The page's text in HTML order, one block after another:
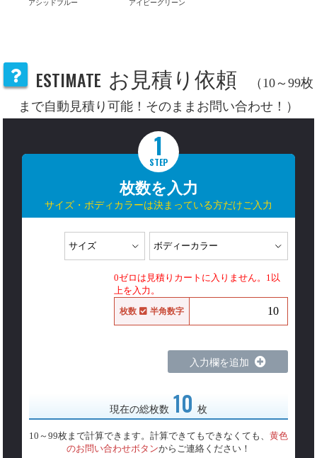
アシッドブルー アイビーグリーン
ESTIMATE お見積り依頼
（10～99枚
まで自動見積り可能！そのままお問い合わせ！）
1
STEP
枚数を入力
サイズ・ボディカラーは決まっている方だけご入力
0ゼロは見積りカートに入りません。1以
上を入力。
枚数 半角数字
入力欄を追加
現在の総枚数 10 枚
10～99枚まで計算できます。計算できてもできなくても、 黄色
のお問い合わせボタンからご連絡ください！